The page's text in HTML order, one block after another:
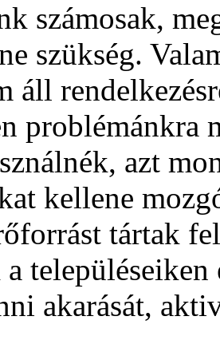
számosak,
szükség.
áll
problémánkra
azt
kellene
tártak
a
akarását,